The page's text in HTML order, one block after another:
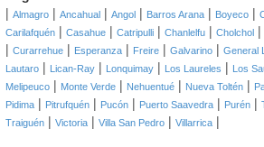
| Almagro | Ancahual | Angol | Barros Arana | Boyeco |
Carilafquén | Casahue | Catripulli | Chanlelfu | Cholchol |
| Curarrehue | Esperanza | Freire | Galvarino | General
Lautaro | Lican-Ray | Lonquimay | Los Laureles | Los
Melipeuco | Monte Verde | Nehuentué | Nueva Toltén |
Pidima | Pitrufquén | Pucón | Puerto Saavedra | Purén |
Traiguén | Victoria | Villa San Pedro | Villarrica |